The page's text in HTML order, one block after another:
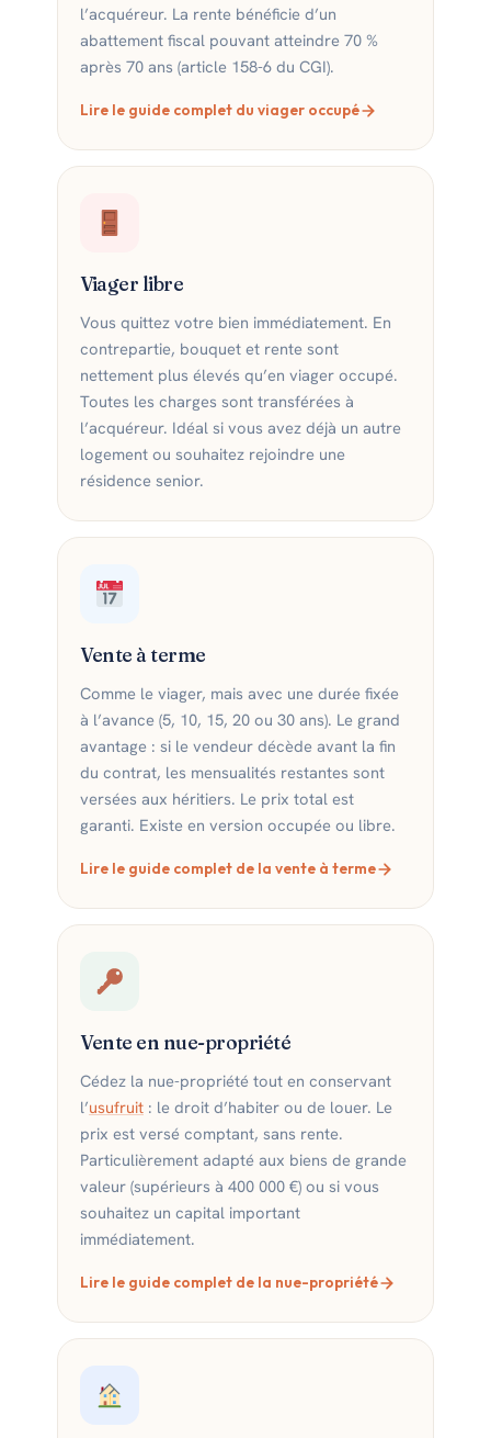
l’acquéreur. La rente bénéficie d’un
abattement fiscal pouvant atteindre 70 %
après 70 ans (article 158-6 du CGI).
Lire le guide complet du viager occupé
Viager libre
Vous quittez votre bien immédiatement. En
contrepartie, bouquet et rente sont
nettement plus élevés qu’en viager occupé.
Toutes les charges sont transférées à
l’acquéreur. Idéal si vous avez déjà un autre
logement ou souhaitez rejoindre une
résidence senior.
Vente à terme
Comme le viager, mais avec une durée fixée
à l’avance (5, 10, 15, 20 ou 30 ans). Le grand
avantage : si le vendeur décède avant la fin
du contrat, les mensualités restantes sont
versées aux héritiers. Le prix total est
garanti. Existe en version occupée ou libre.
Lire le guide complet de la vente à terme
Vente en nue-propriété
Cédez la nue-propriété tout en conservant
l’usufruit : le droit d’habiter ou de louer. Le
prix est versé comptant, sans rente.
Particulièrement adapté aux biens de grande
valeur (supérieurs à 400 000 €) ou si vous
souhaitez un capital important
immédiatement.
Lire le guide complet de la nue-propriété